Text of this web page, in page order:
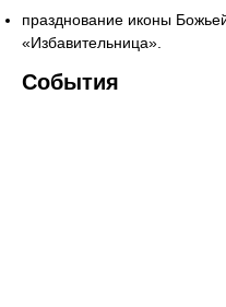
празднование иконы
«Избавительница».
События